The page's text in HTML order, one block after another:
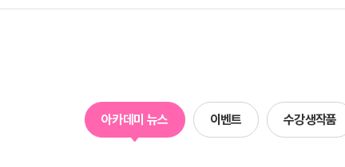
캠퍼스위치
네일아트
헤어
아카데미 뉴스 이벤트 수강생작품